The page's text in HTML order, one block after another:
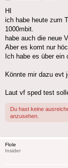
HI
ich habe heute zum
1000mbit.
habe auch die neue
Aber es komt nur
Ich habe es über
Könnte mir dazu evt
Laut vf sped test
Du hast keine
anzusehen.
Flole
Insider